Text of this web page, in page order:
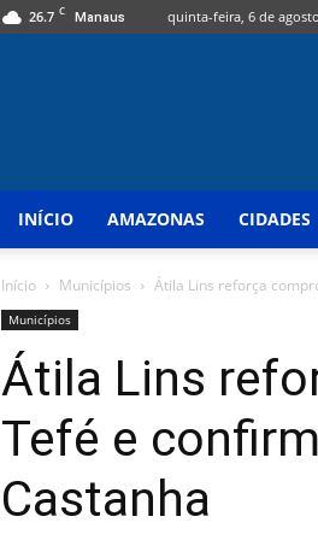
26.7 C Manaus quinta-feira, 6 de
INÍCIO AMAZONAS CIDADES
Início Municípios Átila Lins reforça
Municípios
Átila Lins
Tefé e
Castanha